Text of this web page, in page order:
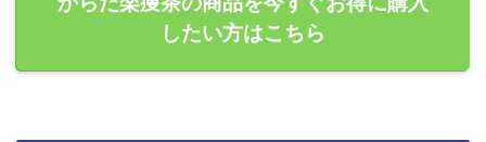
したい方はこちら